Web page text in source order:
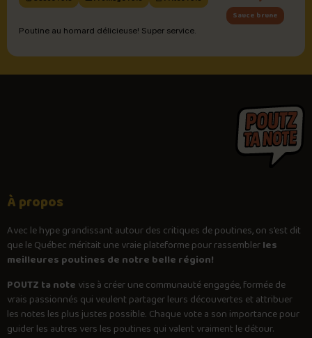
Sauce brune
Poutine au homard délicieuse! Super service.
À propos
Avec lehypegrandissant autour des critiques de poutines, on s’est dit
que le Québec méritait une vraie plateforme pour rassemblerles
meilleures poutines de notre belle région!
POUTZ ta note vise à créer une communauté engagée, formée de
vrais passionnés qui veulent partager leurs découvertes et attribuer
les notes les plus justes possible. Chaque vote a son importance pour
guider les autres vers les poutines qui valent vraiment le détour.